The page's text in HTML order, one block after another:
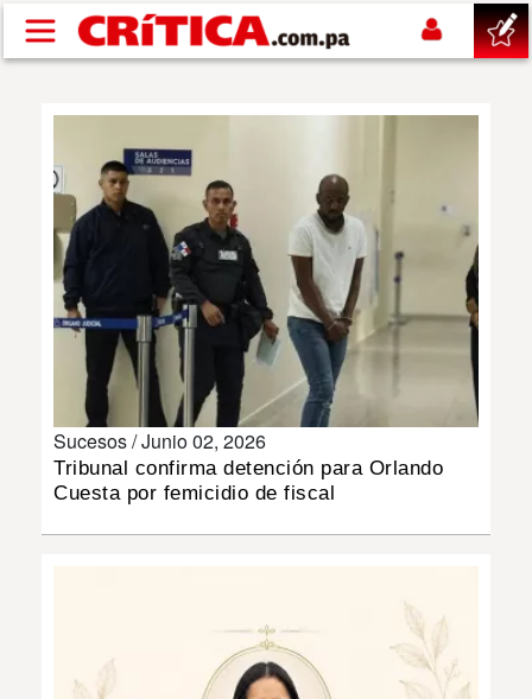
Pasar al contenido principal
SUCESOS
NACIONAL
POLÍTICA
DEPORTES
MUNDIAL 2026
Sucesos /Junio 02, 2026
Tribunal confirma detención para Orlando
Cuesta por femicidio de fiscal